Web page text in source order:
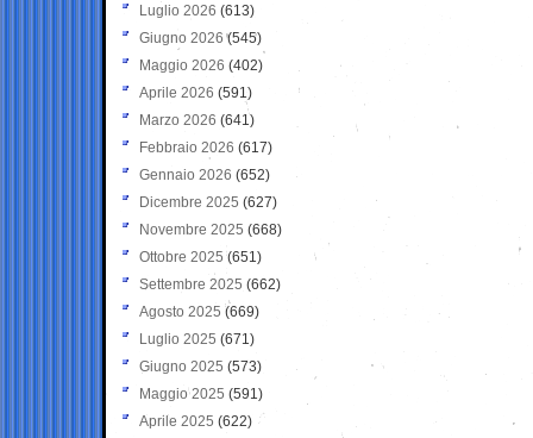
Luglio 2026 (613)
Giugno 2026 (545)
Maggio 2026 (402)
Aprile 2026 (591)
Marzo 2026 (641)
Febbraio 2026 (617)
Gennaio 2026 (652)
Dicembre 2025 (627)
Novembre 2025 (668)
Ottobre 2025 (651)
Settembre 2025 (662)
Agosto 2025 (669)
Luglio 2025 (671)
Giugno 2025 (573)
Maggio 2025 (591)
Aprile 2025 (622)